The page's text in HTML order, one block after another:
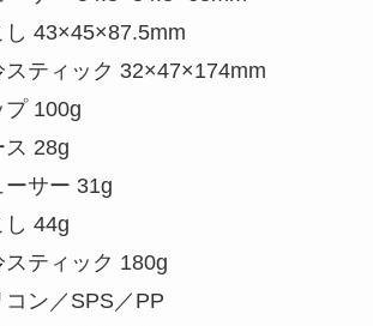
ック 32×47×174mm
100g
ー 31g
ック 180g
ン／SPS／PP